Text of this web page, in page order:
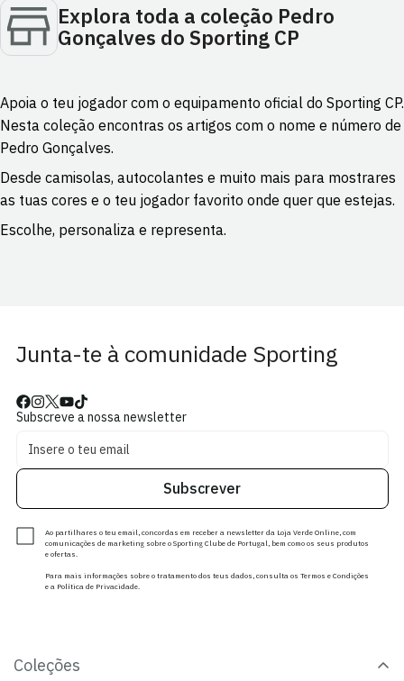
Explora toda a coleção Pedro
Gonçalves do Sporting CP
Apoia o teu jogador com o equipamento oficial do Sporting CP.
Nesta coleção encontras os artigos com o nome e número de
Pedro Gonçalves.
Desde camisolas, autocolantes e muito mais para mostrares
as tuas cores e o teu jogador favorito onde quer que estejas.
Escolhe, personaliza e representa.
Junta-te à comunidade Sporting
Subscreve a nossa newsletter
Subscrever
Ao partilhares o teu email, concordas em receber a newsletter da Loja Verde Online, com
comunicações de marketing sobre o Sporting Clube de Portugal, bem como os seus produtos
e ofertas.
Para mais informações sobre o tratamento dos teus dados, consulta os Termos e Condições
e a Política de Privacidade.
Coleções